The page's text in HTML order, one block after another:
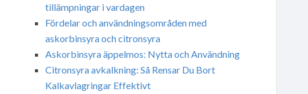
tillämpningar i vardagen
Fördelar och användningsområden med
askorbinsyra och citronsyra
Askorbinsyra äppelmos: Nytta och Användning
Citronsyra avkalkning: Så Rensar Du Bort
Kalkavlagringar Effektivt